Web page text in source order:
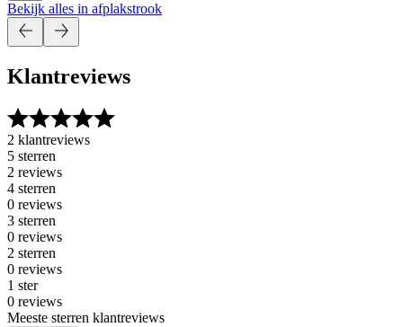
Bekijk alles in afplakstrook
Klantreviews
2 klantreviews
5 sterren
2 reviews
4 sterren
0 reviews
3 sterren
0 reviews
2 sterren
0 reviews
1 ster
0 reviews
Meeste sterren klantreviews